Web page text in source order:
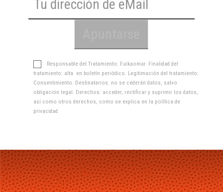
Responsable del Tratamiento: Fuikaomar. Finalidad del
tratamiento: alta en boletín periódico. Legitimación del tratamiento:
Consentimiento. Destinatarios: no se cederán datos, salvo
obligación legal. Derechos: acceder, rectificar y suprimir los datos,
así como otros derechos, como se explica en la política de
privacidad .